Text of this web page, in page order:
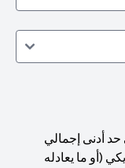
أدنى إجمالي
دولار أمريكي (أو ما يعادله